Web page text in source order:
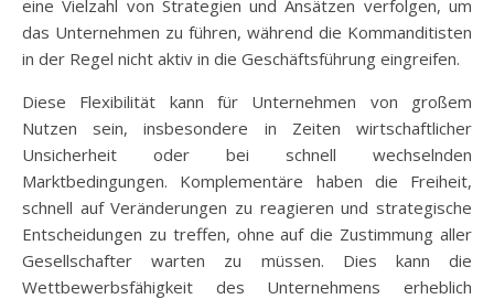
eine Vielzahl von Strategien und Ansätzen verfolgen, um
das Unternehmen zu führen, während die Kommanditisten
in der Regel nicht aktiv in die Geschäftsführung eingreifen.
Diese Flexibilität kann für Unternehmen von großem
Nutzen sein, insbesondere in Zeiten wirtschaftlicher
Unsicherheit oder bei schnell wechselnden
Marktbedingungen. Komplementäre haben die Freiheit,
schnell auf Veränderungen zu reagieren und strategische
Entscheidungen zu treffen, ohne auf die Zustimmung aller
Gesellschafter warten zu müssen. Dies kann die
Wettbewerbsfähigkeit des Unternehmens erheblich